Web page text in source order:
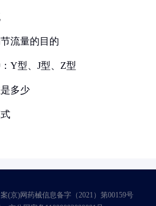
流量的目的
Y型、J型、Z型
多少
(京)网药械信息备字（2021）第00159号